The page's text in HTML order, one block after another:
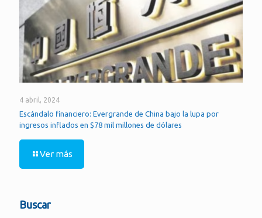
4 abril, 2024
Escándalo financiero: Evergrande de China bajo la lupa por
ingresos inflados en $78 mil millones de dólares
Ver más
Buscar